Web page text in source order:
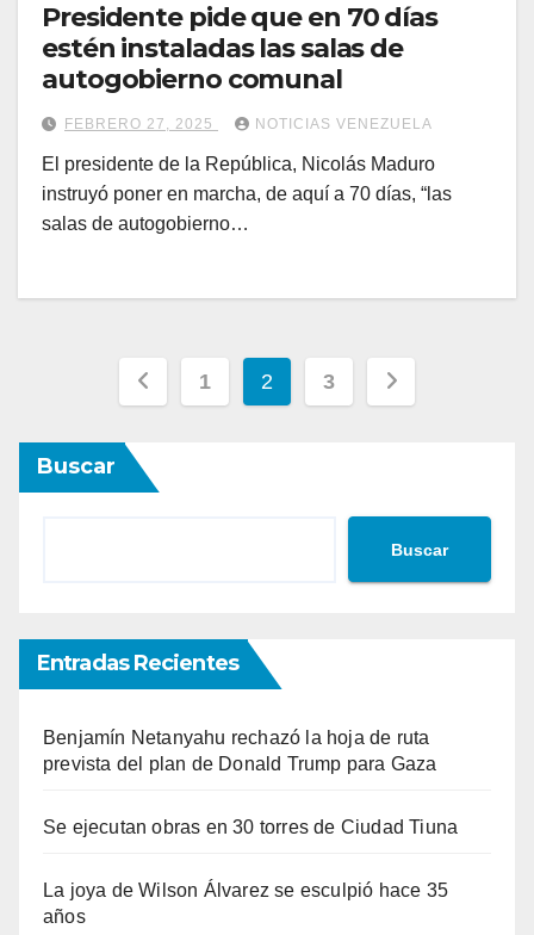
Presidente pide que en 70 días
estén instaladas las salas de
autogobierno comunal
FEBRERO 27, 2025 NOTICIAS VENEZUELA
El presidente de la República, Nicolás Maduro
instruyó poner en marcha, de aquí a 70 días, “las
salas de autogobierno…
Paginación
de
entradas
1 2 3
Buscar
Buscar
Entradas Recientes
Benjamín Netanyahu rechazó la hoja de ruta
prevista del plan de Donald Trump para Gaza
Se ejecutan obras en 30 torres de Ciudad Tiuna
La joya de Wilson Álvarez se esculpió hace 35
años